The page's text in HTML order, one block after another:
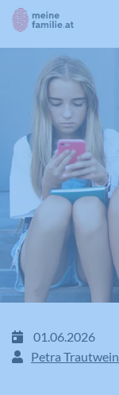
01.06.2026
Petra Trautwein